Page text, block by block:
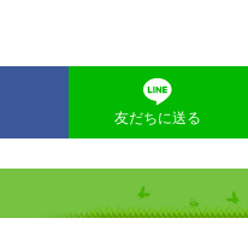
友だちに送る